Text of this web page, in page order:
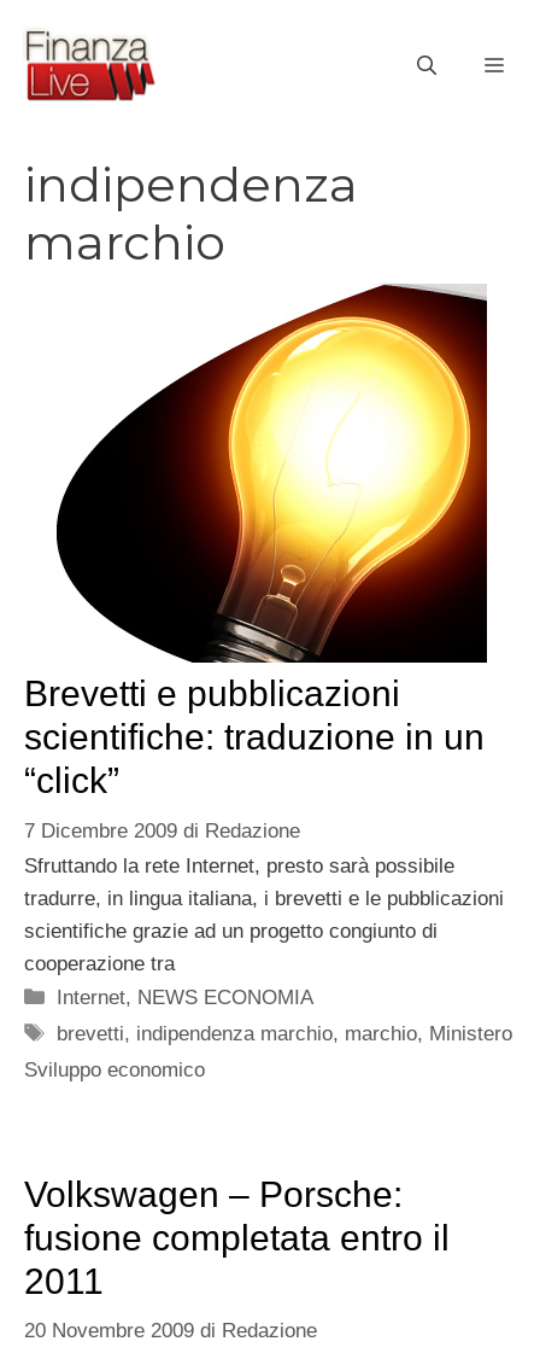
contenuto
indipendenza
marchio
Brevetti e pubblicazioni
scientifiche: traduzione in un
“click”
7 Dicembre 2009 di Redazione
Sfruttando la rete Internet, presto sarà possibile
tradurre, in lingua italiana, i brevetti e le pubblicazioni
scientifiche grazie ad un progetto congiunto di
cooperazione tra
Categorie
Internet, NEWS ECONOMIA
Tag
brevetti, indipendenza marchio, marchio, Ministero
Sviluppo economico
Volkswagen – Porsche:
fusione completata entro il
2011
20 Novembre 2009 di Redazione